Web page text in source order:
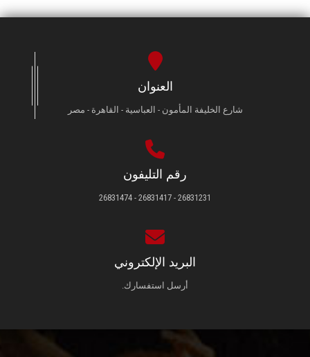
العنوان
شارع الخليفة المأمون - العباسية - القاهرة - مصر
رقم التليفون
26831231 - 26831417 - 26831474
البريد الإلكتروني
أرسل استفسارك.